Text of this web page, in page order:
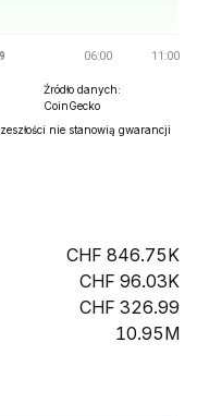
Źródło danych:
CoinGecko
nie stanowią gwarancji
846.75K
96.03K
326.99
10.95M